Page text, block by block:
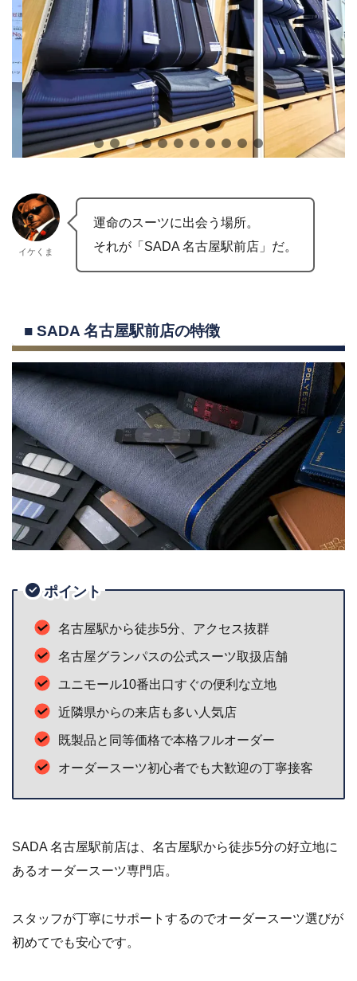
イケくま
運命のスーツに出会う場所。
それが「SADA 名古屋駅前店」だ。
■ SADA 名古屋駅前店の特徴
ポイント
名古屋駅から徒歩5分、アクセス抜群
名古屋グランパスの公式スーツ取扱店舗
ユニモール10番出口すぐの便利な立地
近隣県からの来店も多い人気店
既製品と同等価格で本格フルオーダー
オーダースーツ初心者でも大歓迎の丁寧接客
SADA 名古屋駅前店は、名古屋駅から徒歩5分の好立地に
あるオーダースーツ専門店。
スタッフが丁寧にサポートするのでオーダースーツ選びが
初めてでも安心です。